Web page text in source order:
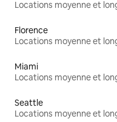
Florence
Miami
Seattle